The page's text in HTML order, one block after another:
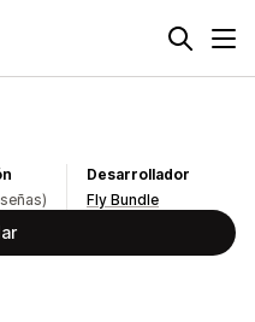
Desarrollador
Fly Bundle